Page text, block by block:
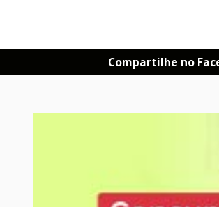
Compartilhe no